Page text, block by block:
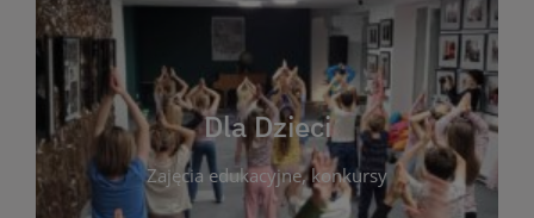
Dla Dzieci
Zajęcia edukacyjne, konkursy
plastycznych i spotkaniach z autorami książek dla
dzieci. Biblioteka oferuje bogaty wybór bajek,
opowiadań i lektur szkolnych, a także przyjazny
kącik do wspólnego czytania. Pragniemy
rozbudzać miłość do książek od najmłodszych lat.
Zapraszamy do wspólnej zabawy i odkrywania
świata literatury!